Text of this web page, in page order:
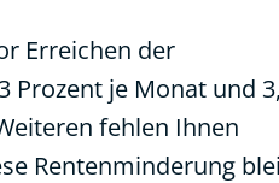
Erreichen der
Prozent je Monat und
fehlen Ihnen
Rentenminderung